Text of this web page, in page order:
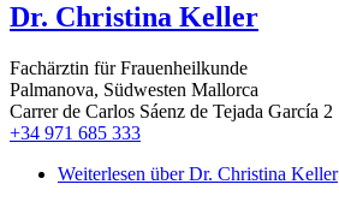
Dr. Christina Keller
Fachärztin für Frauenheilkunde
Palmanova, Südwesten Mallorca
Carrer de Carlos Sáenz de Tejada García 2
+34 971 685 333
Weiterlesen über Dr. Christina Keller